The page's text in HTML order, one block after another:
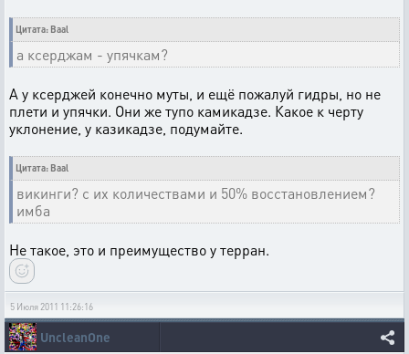
Цитата: Baal
а ксерджам - упячкам?
А у ксерджей конечно муты, и ещё пожалуй гидры, но не
плети и упячки. Они же тупо камикадзе. Какое к черту
уклонение, у казикадзе, подумайте.
Цитата: Baal
викинги? с их количествами и 50% восстановлением?
имба
Не такое, это и преимущество у терран.
5 Июля 2011 11:26:16
UncleanOne